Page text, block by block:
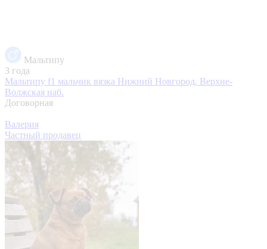
Мальтипу
3 года
Мальтипу f1 мальчик вязка Нижний Новгород, Верхне-
Волжская наб.
Договорная
Валерия
Частный продавец